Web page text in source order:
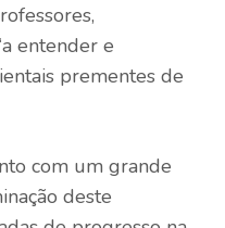
entender e
prementes de
com um grande
deste